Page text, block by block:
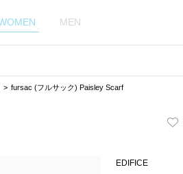
MEN
fursac (フルサック) Paisley Scarf
EDIFICE